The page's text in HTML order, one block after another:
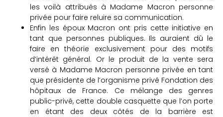
les voilà attribués à Madame Macron personne
privée pour faire reluire sa communication.
Enfin les époux Macron ont pris cette initiative en
tant que personnes publiques. Ils auraient dû le
faire en théorie exclusivement pour des motifs
d’intérêt général. Or le produit de la vente sera
versé à Madame Macron personne privée en tant
que présidente de l’organisme privé Fondation des
hôpitaux de France. Ce mélange des genres
public-privé, cette double casquette que l’on porte
en étant des deux côtés de la barrière est